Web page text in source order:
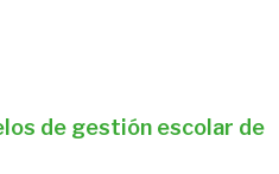
de gestión escolar de